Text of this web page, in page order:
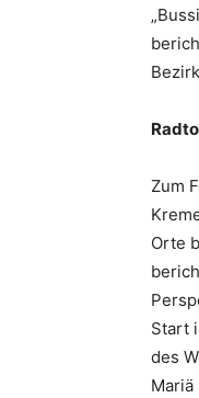
Zum
Orte
Start
des